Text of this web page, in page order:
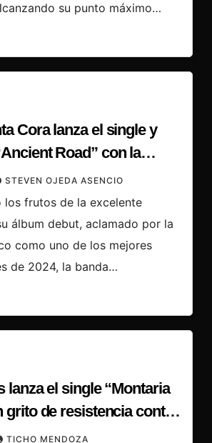
su punto máximo…
Cora lanza el single y
Road” con la
fans y coro lírico
STEVEN OJEDA ASENCIO
los frutos de la excelente
álbum debut, aclamado por la
como uno de los mejores
de 2024, la banda…
lanza el single “Montaria
grito de resistencia contra
TICHO MENDOZA